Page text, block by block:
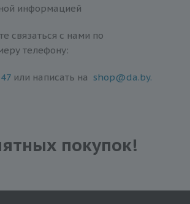
информацией
связаться с нами по
телефону:
или написать на shop@da.by.
покупок!